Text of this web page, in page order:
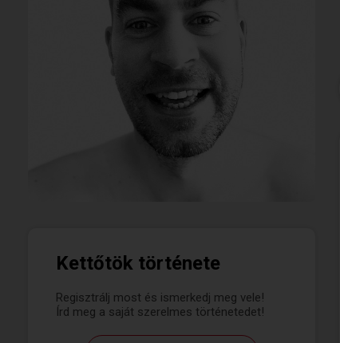
Kettőtök története
Regisztrálj most és ismerkedj meg vele!
Írd meg a saját szerelmes történetedet!